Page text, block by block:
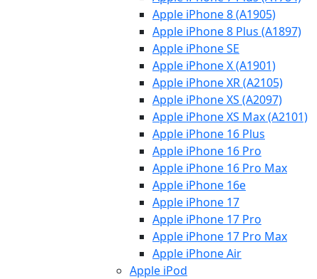
Apple iPhone 8 (A1905)
Apple iPhone 8 Plus (A1897)
Apple iPhone SE
Apple iPhone X (A1901)
Apple iPhone XR (A2105)
Apple iPhone XS (A2097)
Apple iPhone XS Max (A2101)
Apple iPhone 16 Plus
Apple iPhone 16 Pro
Apple iPhone 16 Pro Max
Apple iPhone 16e
Apple iPhone 17
Apple iPhone 17 Pro
Apple iPhone 17 Pro Max
Apple iPhone Air
Apple iPod